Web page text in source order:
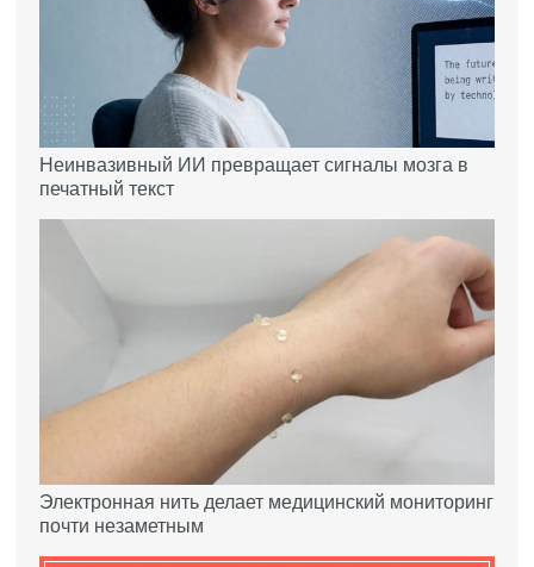
Неинвазивный ИИ превращает сигналы мозга в
печатный текст
Электронная нить делает медицинский мониторинг
почти незаметным